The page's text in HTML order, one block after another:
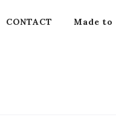
CONTACT Made to